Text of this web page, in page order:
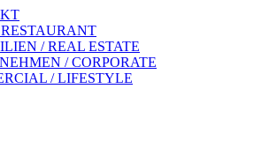
/ REAL ESTATE
/ CORPORATE
/ LIFESTYLE